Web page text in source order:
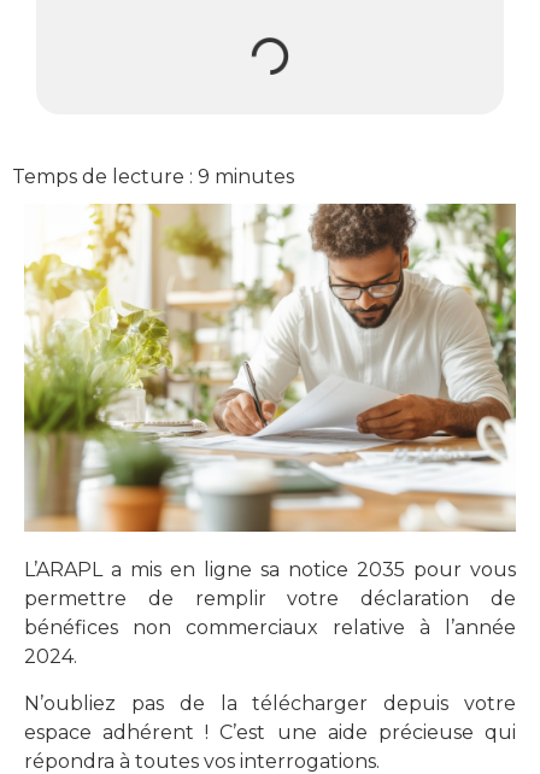
Temps de lecture : 9 minutes
L’ARAPL a mis en ligne sa notice 2035 pour vous
permettre de remplir votre déclaration de
bénéfices non commerciaux relative à l’année
2024.
N’oubliez pas de la télécharger depuis votre
espace adhérent ! C’est une aide précieuse qui
répondra à toutes vos interrogations.